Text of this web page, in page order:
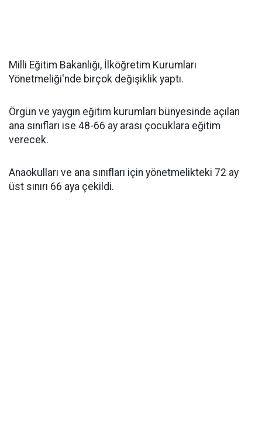
Milli Eğitim Bakanlığı, İlköğretim Kurumları
Yönetmeliği'nde birçok değişiklik yaptı.
Örgün ve yaygın eğitim kurumları bünyesinde açılan
ana sınıfları ise 48-66 ay arası çocuklara eğitim
verecek.
Anaokulları ve ana sınıfları için yönetmelikteki 72 ay
üst sınırı 66 aya çekildi.